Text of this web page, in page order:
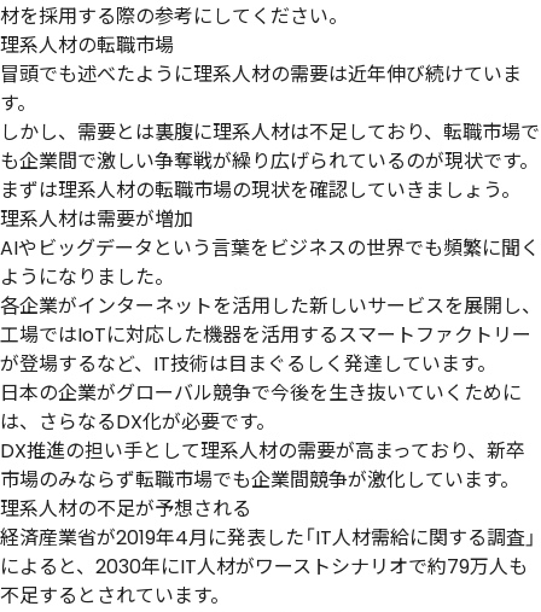
材を採用する際の参考にしてください。
理系人材の転職市場
冒頭でも述べたように理系人材の需要は近年伸び続けていま
す。
しかし、需要とは裏腹に理系人材は不足しており、転職市場で
も企業間で激しい争奪戦が繰り広げられているのが現状です。
まずは理系人材の転職市場の現状を確認していきましょう。
理系人材は需要が増加
AIやビッグデータという言葉をビジネスの世界でも頻繁に聞く
ようになりました。
各企業がインターネットを活用した新しいサービスを展開し、
工場ではIoTに対応した機器を活用するスマートファクトリー
が登場するなど、IT技術は目まぐるしく発達しています。
日本の企業がグローバル競争で今後を生き抜いていくために
は、さらなるDX化が必要です。
DX推進の担い手として理系人材の需要が高まっており、新卒
市場のみならず転職市場でも企業間競争が激化しています。
理系人材の不足が予想される
経済産業省が2019年4月に発表した「IT人材需給に関する調査」
によると、 2030年にIT人材がワーストシナリオで約79万人も
不足する とされています。